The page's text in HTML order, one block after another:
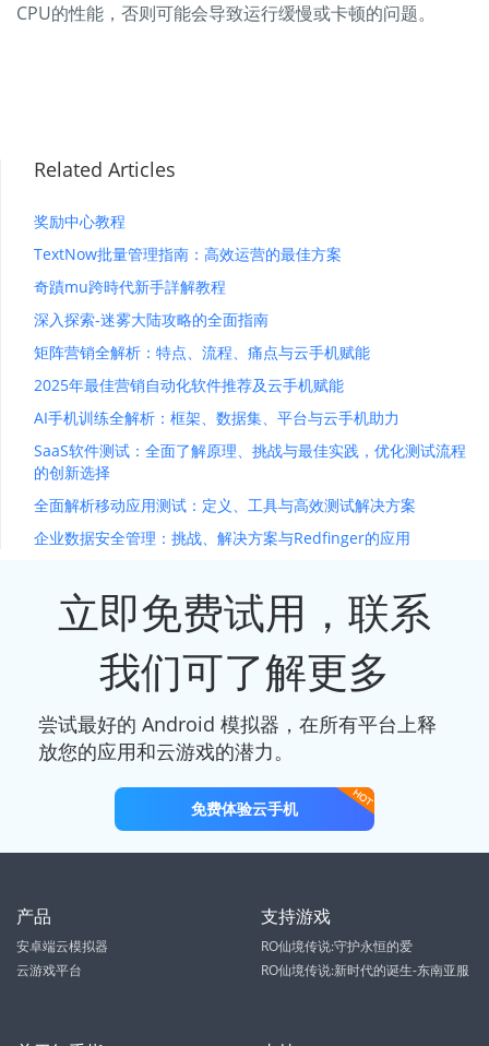
CPU的性能，否则可能会导致运行缓慢或卡顿的问题。
Related Articles
奖励中心教程
TextNow批量管理指南：高效运营的最佳方案
奇蹟mu跨時代新手詳解教程
深入探索-迷雾大陆攻略的全面指南
矩阵营销全解析：特点、流程、痛点与云手机赋能
2025年最佳营销自动化软件推荐及云手机赋能
AI手机训练全解析：框架、数据集、平台与云手机助力
SaaS软件测试：全面了解原理、挑战与最佳实践，优化测试流程
的创新选择
全面解析移动应用测试：定义、工具与高效测试解决方案
企业数据安全管理：挑战、解决方案与Redfinger的应用
立即免费试用，联系
我们可了解更多
尝试最好的 Android 模拟器，在所有平台上释
放您的应用和云游戏的潜力。
免费体验云手机
产品
安卓端云模拟器
云游戏平台
支持游戏
RO仙境传说:守护永恒的爱
RO仙境传说:新时代的诞生-东南亚服